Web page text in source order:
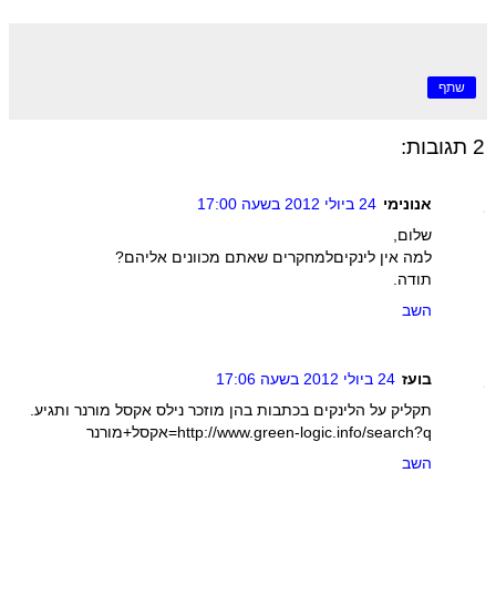
שתף
2 תגובות:
אנונימי 24 ביולי 2012 בשעה 17:00
שלום,
למה אין לינקיםלמחקרים שאתם מכוונים אליהם?
תודה.
השב
בועז 24 ביולי 2012 בשעה 17:06
תקליק על הלינקים בכתבות בהן מוזכר נילס אקסל מורנר ותגיע.
http://www.green-logic.info/search?q=אקסל+מורנר
השב